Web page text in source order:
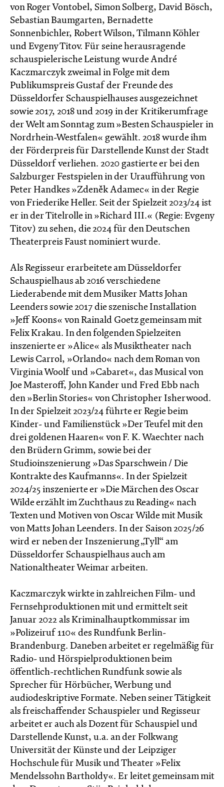
von Roger Vontobel, Simon Solberg, David Bösch,
Sebastian Baumgarten, Bernadette
Sonnenbichler, Robert Wilson, Tilmann Köhler
und Evgeny Titov. Für seine herausragende
schauspielerische Leistung wurde André
Kaczmarczyk zweimal in Folge mit dem
Publikumspreis Gustaf der Freunde des
Düsseldorfer Schauspielhauses ausgezeichnet
sowie 2017, 2018 und 2019 in der Kritikerumfrage
der Welt am Sonntag zum »Besten Schauspieler in
Nordrhein-Westfalen« gewählt. 2018 wurde ihm
der Förderpreis für Darstellende Kunst der Stadt
Düsseldorf verliehen. 2020 gastierte er bei den
Salzburger Festspielen in der Uraufführung von
Peter Handkes »Zdeněk Adamec« in der Regie
von Friederike Heller. Seit der Spielzeit 2023/24 ist
er in der Titelrolle in »Richard III.« (Regie: Evgeny
Titov) zu sehen, die 2024 für den Deutschen
Theaterpreis Faust nominiert wurde.
Als Regisseur erarbeitete am Düsseldorfer
Schauspielhaus ab 2016 verschiedene
Liederabende mit dem Musiker Matts Johan
Leenders sowie 2017 die szenische Installation
»Jeff Koons« von Rainald Goetz gemeinsam mit
Felix Krakau. In den folgenden Spielzeiten
inszenierte er »Alice« als Musiktheater nach
Lewis Carrol, »Orlando« nach dem Roman von
Virginia Woolf und »Cabaret«, das Musical von
Joe Masteroff, John Kander und Fred Ebb nach
den »Berlin Stories« von Christopher Isherwood.
In der Spielzeit 2023/24 führte er Regie beim
Kinder- und Familienstück »Der Teufel mit den
drei goldenen Haaren« von F. K. Waechter nach
den Brüdern Grimm, sowie bei der
Studioinszenierung »Das Sparschwein / Die
Kontrakte des Kaufmanns«. In der Spielzeit
2024/25 inszenierte er »Die Märchen des Oscar
Wilde erzählt im Zucht­haus zu Reading« nach
Texten und Motiven von Oscar Wilde mit Musik
von Matts Johan Leenders. In der Saison 2025/26
wird er neben der Inszenierung „Tyll“ am
Düsseldorfer Schauspielhaus auch am
Nationaltheater Weimar arbeiten.
Kaczmarczyk wirkte in zahlreichen Film- und
Fernsehproduktionen mit und ermittelt seit
Januar 2022 als Kriminalhauptkommissar im
»Polizeiruf 110« des Rundfunk Berlin-
Brandenburg. Daneben arbeitet er regelmäßig für
Radio- und Hörspielproduktionen beim
öffentlich-rechtlichen Rundfunk sowie als
Sprecher für Hörbücher, Werbung und
audiodeskriptive Formate. Neben seiner Tätigkeit
als freischaffender Schauspieler und Regisseur
arbeitet er auch als Dozent für Schauspiel und
Darstellende Kunst, u.a. an der Folkwang
Universität der Künste und der Leipziger
Hochschule für Musik und Theater »Felix
Mendelssohn Bartholdy«. Er leitet gemeinsam mit